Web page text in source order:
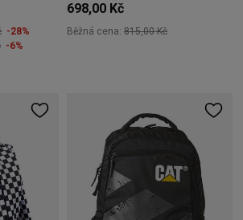
-28%
-6%
698,00 Kč
Běžná cena: 815,00 Kč